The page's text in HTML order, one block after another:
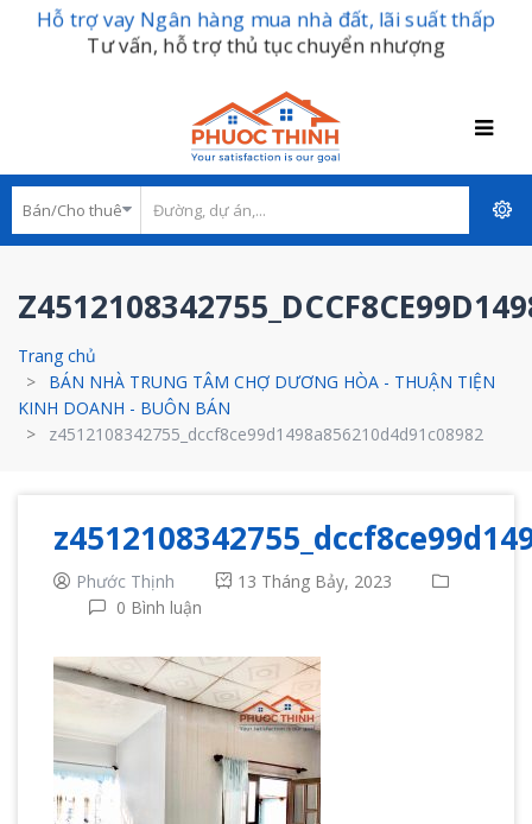
Hỗ trợ vay Ngân hàng mua nhà đất, lãi suất thấp
Tư vấn, hỗ trợ thủ tục chuyển nhượng
Trang chủ
BÁN NHÀ TRUNG TÂM CHỢ DƯƠNG HÒA - THUẬN TIỆN
KINH DOANH - BUÔN BÁN
z4512108342755_dccf8ce99d1498a856210d4d91c08982
Phước Thịnh
13 Tháng Bảy, 2023
0 Bình luận